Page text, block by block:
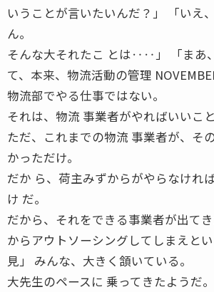
いうことが言いたいんだ？」 「いえ
ん。
そんな大それたこ とは‥‥」 「まあ
て、本来、物流活動の管理
物流部でやる仕事ではない。
それは、物流 事業者がやればいいこと
ただ、これまでの物流 事業者が、そ
かっただけ。
だか ら、荷主みずからがやらなけれ
け だ。
だから、それをできる事業者が出て
からアウトソーシングしてしまえと
見」 みんな、大きく頷いている。
大先生のペースに 乗ってきたようだ。